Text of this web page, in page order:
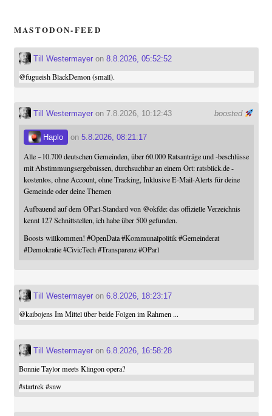
MASTODON-FEED
Till Westermayeron 8.8.2026, 05:52:52
@fugueishBlackDemon (small).
boosted
Till Westermayeron 7.8.2026, 10:12:43
Haplo on 5.8.2026, 08:21:17
Alle ~10.700 deutschen Gemeinden, über 60.000 Ratsanträge und -beschlüsse
mit Abstimmungsergebnissen, durchsuchbar an einem Ort: ratsblick.de -
kostenlos, ohne Account, ohne Tracking, Inklusive E-Mail-Alerts für deine
Gemeinde oder deine Themen
Aufbauend auf dem OParl-Standard von @okfde: das offizielle Verzeichnis
kennt 127 Schnittstellen, ich habe über 500 gefunden.
Boosts willkommen! #OpenData #Kommunalpolitik #Gemeinderat
#Demokratie #CivicTech #Transparenz #OParl
Till Westermayeron 6.8.2026, 18:23:17
@kaibojensIm Mittel über beide Folgen im Rahmen ...
Till Westermayeron 6.8.2026, 16:58:28
Bonnie Taylor meets Klingon opera?
#startrek #snw